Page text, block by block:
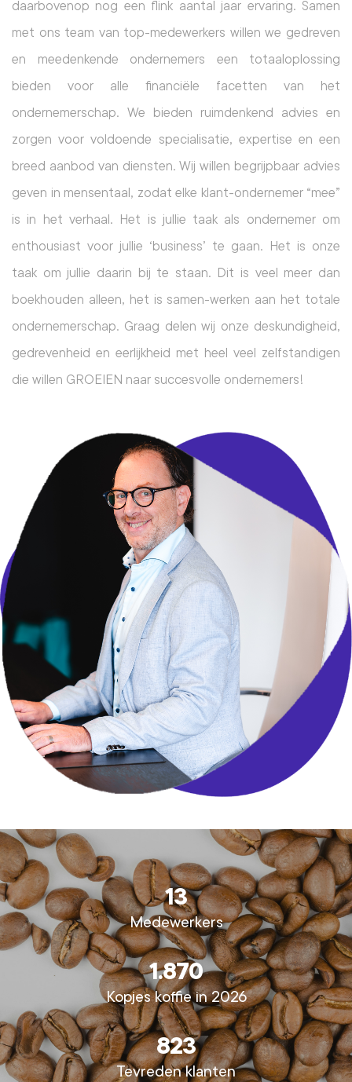
daarbovenop nog een flink aantal jaar ervaring. Samen
met ons team van top-medewerkers willen we gedreven
en meedenkende ondernemers een totaaloplossing
bieden voor alle financiële facetten van het
ondernemerschap. We bieden ruimdenkend advies en
zorgen voor voldoende specialisatie, expertise en een
breed aanbod van diensten. Wij willen begrijpbaar advies
geven in mensentaal, zodat elke klant-ondernemer “mee”
is in het verhaal. Het is jullie taak als ondernemer om
enthousiast voor jullie ‘business’ te gaan. Het is onze
taak om jullie daarin bij te staan. Dit is veel meer dan
boekhouden alleen, het is samen-werken aan het totale
ondernemerschap. Graag delen wij onze deskundigheid,
gedrevenheid en eerlijkheid met heel veel zelfstandigen
die willen GROEIEN naar succesvolle ondernemers!
13
Medewerkers
1.870
Kopjes koffie in 2026
823
Tevreden klanten